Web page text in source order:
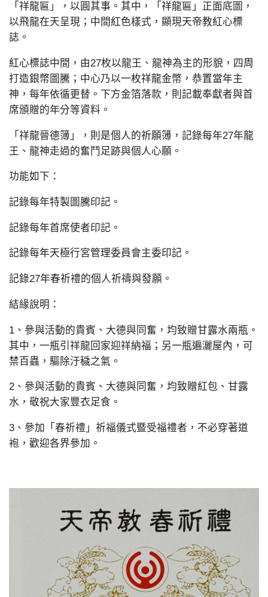
「祥龍匾」，以圓其事。其中，「祥龍匾」正面底圖，
以飛龍在天呈現；中間紅色樣式，顯現天帝教紅心標
誌。
紅心標誌中間，由27枚以龍王、龍神為主的形貌，四周
打造銀幣圖騰；中心乃以一枚祥龍金幣，恭置當年主
神，每年依循更替。下方金箔落款，則記載奉獻者與首
席頒贈的年分等資料。
「祥龍晉德簿」，則是個人的祈願簿，記錄每年27年龍
王、龍神走過的奮鬥足跡與個人心願。
功能如下：
記錄每年特製圖騰印記。
記錄每年首席使者印記。
記錄每年天極行宮管理委員會主委印記。
記錄27年春祈禮的個人祈禱與發願。
結緣說明：
1、參與活動的貴賓、大德與同奮，均致贈甘露水兩瓶。
其中，一瓶引祥龍回家迎祥納福；另一瓶遍灑屋內，可
禁百蟲，驅除汙穢之氣。
2、參與活動的貴賓、大德與同奮，均致贈紅包、甘露
水，敬祝大家豐衣足食。
3、參加「春祈禮」祈福儀式暨受福禮者，不必穿著道
袍，歡迎各界參加。